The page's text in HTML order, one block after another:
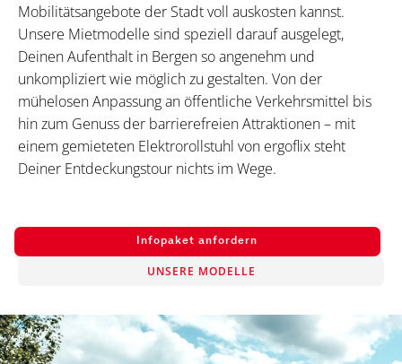
Mobilitätsangebote der Stadt voll auskosten kannst.
Unsere Mietmodelle sind speziell darauf ausgelegt,
Deinen Aufenthalt in Bergen so angenehm und
unkompliziert wie möglich zu gestalten. Von der
mühelosen Anpassung an öffentliche Verkehrsmittel bis
hin zum Genuss der barrierefreien Attraktionen – mit
einem gemieteten Elektrorollstuhl von ergoflix steht
Deiner Entdeckungstour nichts im Wege.
Infopaket anfordern
UNSERE MODELLE